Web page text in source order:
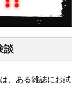
談
、ある雑誌にお試